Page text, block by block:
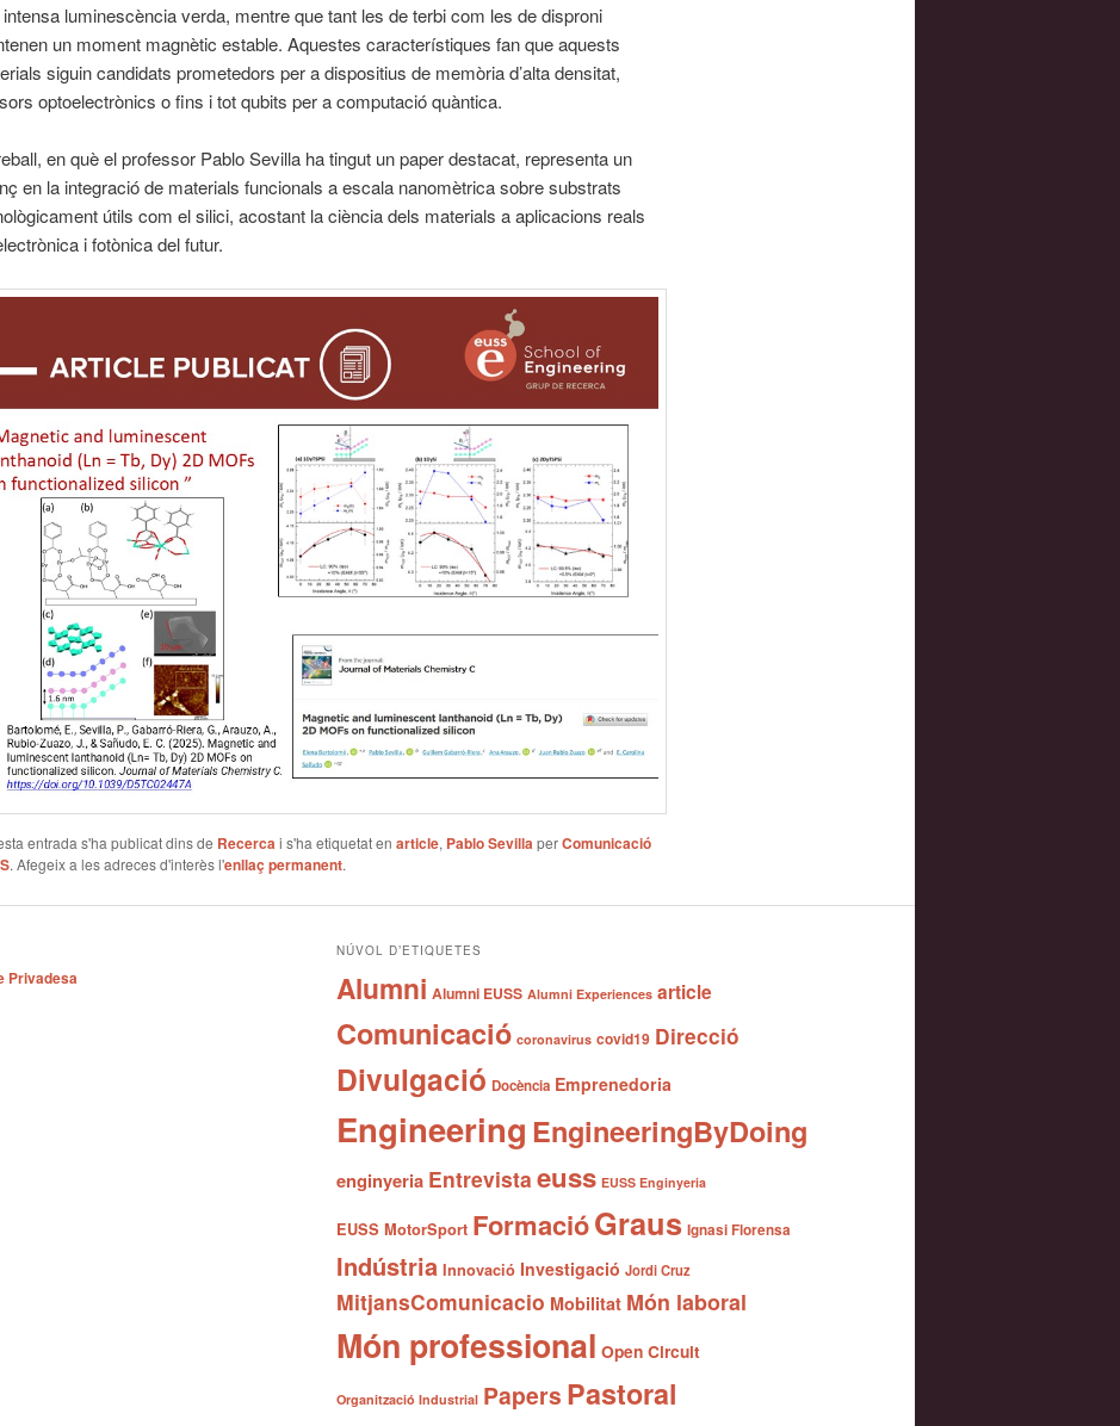
intensa luminescència verda, mentre que tant les de terbi com les de disproni
un moment magnètic estable. Aquestes característiques fan que aquests
siguin candidats prometedors per a dispositius de memòria d’alta densitat,
optoelectrònics o fins i tot qubits per a computació quàntica.
en què el professor Pablo Sevilla ha tingut un paper destacat, representa un
en la integració de materials funcionals a escala nanomètrica sobre substrats
útils com el silici, acostant la ciència dels materials a aplicacions reals
i fotònica del futur.
entrada s'ha publicat dins de Recercai s'ha etiquetat en article, Pablo SevillaperComunicació
. Afegeix a les adreces d'interès l'enllaç permanent.
Privadesa
NÚVOL D’ETIQUETES
Alumni Alumni EUSS Alumni Experiences article
Comunicació coronavirus covid19 Direcció
Divulgació Docència Emprenedoria
Engineering EngineeringByDoing
enginyeria Entrevista euss EUSS Enginyeria
EUSS MotorSport FormacióGraus Ignasi Florensa
Indústria Innovació Investigació Jordi Cruz
MitjansComunicacio Mobilitat Món laboral
Món professional Open Circuit
Organització Industrial Papers Pastoral